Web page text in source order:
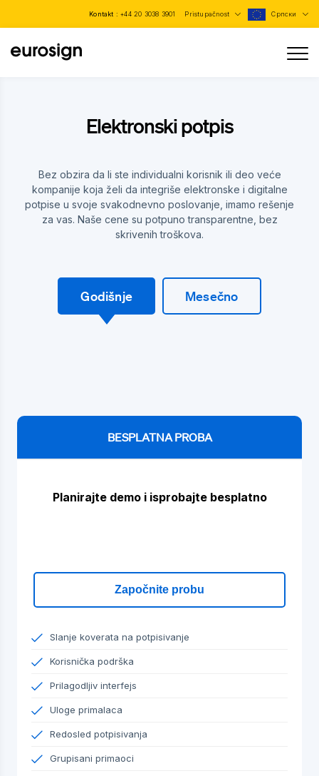
Kontakt :+44 20 3038 3901 Pristupačnost Српски
Elektronski potpis
Bez obzira da li ste individualni korisnik ili deo veće
kompanije koja želi da integriše elektronske i digitalne
potpise u svoje svakodnevno poslovanje, imamo rešenje
za vas. Naše cene su potpuno transparentne, bez
skrivenih troškova.
Godišnje Mesečno
BESPLATNA PROBA
Planirajte demo i isprobajte besplatno
Započnite probu
Slanje koverata na potpisivanje
Korisnička podrška
Prilagodljiv interfejs
Uloge primalaca
Redosled potpisivanja
Grupisani primaoci